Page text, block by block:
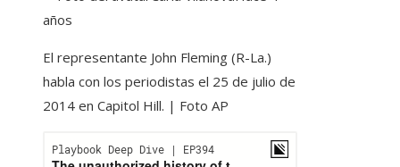
años
El representante John Fleming (R-La.)
habla con los periodistas el 25 de julio de
2014 en Capitol Hill. | Foto AP